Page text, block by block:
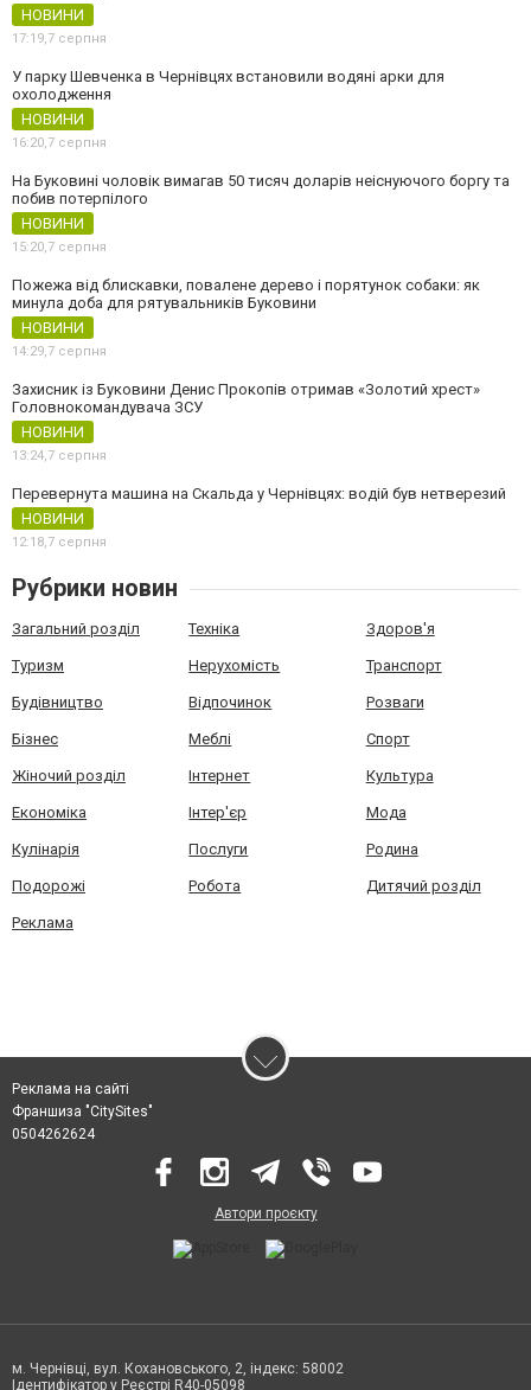
НОВИНИ
17:19,7 серпня
У парку Шевченка в Чернівцях встановили водяні арки для
охолодження
НОВИНИ
16:20,7 серпня
На Буковині чоловік вимагав 50 тисяч доларів неіснуючого боргу та
побив потерпілого
НОВИНИ
15:20,7 серпня
Пожежа від блискавки, повалене дерево і порятунок собаки: як
минула доба для рятувальників Буковини
НОВИНИ
14:29,7 серпня
Захисник із Буковини Денис Прокопів отримав «Золотий хрест»
Головнокомандувача ЗСУ
НОВИНИ
13:24,7 серпня
Перевернута машина на Скальда у Чернівцях: водій був нетверезий
НОВИНИ
12:18,7 серпня
Рубрики новин
Загальний розділ Техніка Здоров'я
Туризм Нерухомість Транспорт
Будівництво Відпочинок Розваги
Бізнес Меблі Спорт
Жіночий розділ Інтернет Культура
Економіка Інтер'єр Мода
Кулінарія Послуги Родина
Подорожі Робота Дитячий розділ
Реклама
Реклама на сайті
Франшиза "CitySites"
0504262624
Автори проєкту
м. Чернівці, вул. Кохановського, 2, індекс: 58002
Ідентифікатор у Реєстрі R40-05098